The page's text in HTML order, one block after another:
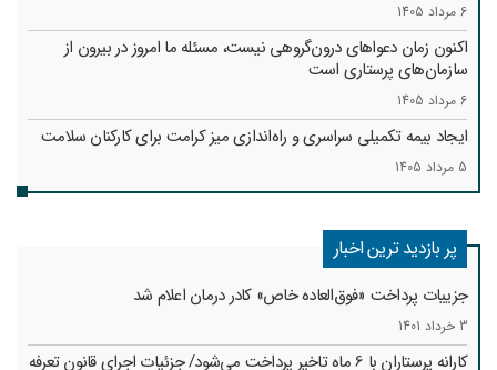
6 مرداد 1405
اکنون زمان دعواهای درون‌گروهی نیست، مسئله ما امروز در بیرون از
سازمان‌های پرستاری است
6 مرداد 1405
ایجاد بیمه تکمیلی سراسری و راه‌اندازی میز کرامت برای کارکنان سلامت
5 مرداد 1405
پر بازدید ترین اخبار
جزییات پرداخت «فوق‌العاده خاص» کادر درمان اعلام شد
3 خرداد 1401
کارانه‌ پرستاران با 6 ماه تاخیر پرداخت می‌شود/ جزئیات اجرای قانون تعرفه